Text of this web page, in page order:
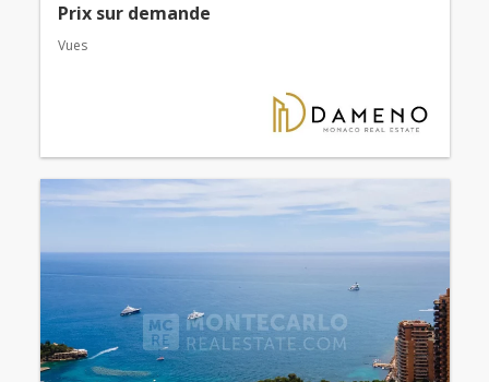
Prix ​​sur demande
Vues